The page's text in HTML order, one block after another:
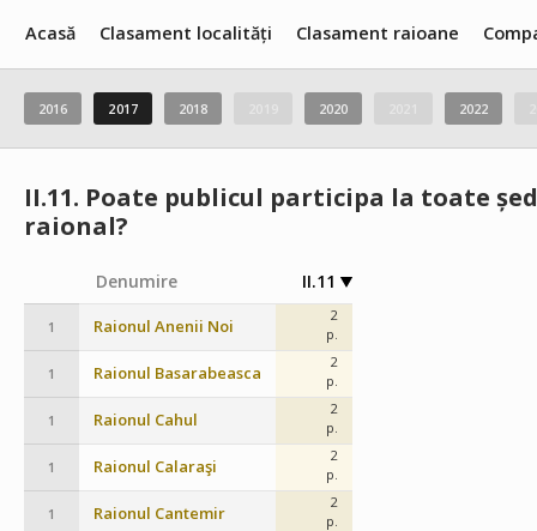
Acasă Clasament localități Clasament raioane
2016 2017 2018 2020 2022
II.11. Poate publicul participa la toate
raional?
Denumire II.11
1 Raionul Anenii Noi
2
p.
1 Raionul Basarabeasca
2
p.
1 Raionul Cahul
2
p.
1 Raionul Calaraşi
2
p.
1 Raionul Cantemir
2
p.